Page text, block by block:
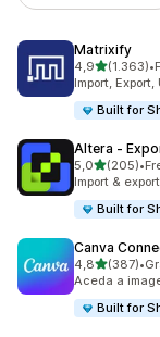
Matrixify
4,9de 5(1.363)
1363 total de•
Import,
Built for
Altera ‑
5,0de 5(205)
205 total de
•
Import &
Built for
Canva
4,8de 5(387)
387 total de•
Aceda a
Built for